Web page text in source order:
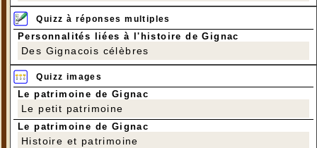
Quizz à réponses multiples
Personnalités liées à l'histoire de Gignac
Des Gignacois célèbres
Quizz images
Le patrimoine de Gignac
Le petit patrimoine
Le patrimoine de Gignac
Histoire et patrimoine